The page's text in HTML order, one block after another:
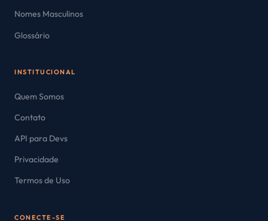
Nomes Masculinos
Glossário
INSTITUCIONAL
Quem Somos
Contato
API para Devs
Privacidade
Termos de Uso
CONECTE-SE